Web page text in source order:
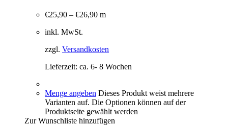
€25,90 – €26,90 m
inkl. MwSt.
zzgl. Versandkosten
Lieferzeit: ca. 6- 8 Wochen
Menge angeben Dieses Produkt weist mehrere
Varianten auf. Die Optionen können auf der
Produktseite gewählt werden
Zur Wunschliste hinzufügen